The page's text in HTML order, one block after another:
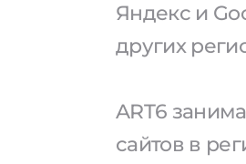
Яндекс и
других
ART6
сайтов в